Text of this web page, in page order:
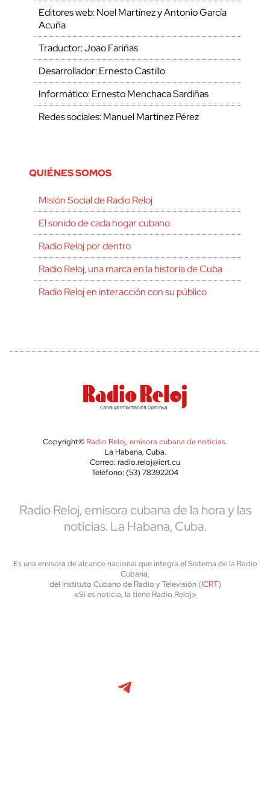
Editores web: Noel Martínez y Antonio García
Acuña
Traductor: Joao Fariñas
Desarrollador: Ernesto Castillo
Informático: Ernesto Menchaca Sardiñas
Redes sociales: Manuel Martínez Pérez
QUIÉNES SOMOS
Misión Social de Radio Reloj
El sonido de cada hogar cubano
Radio Reloj por dentro
Radio Reloj, una marca en la historia de Cuba
Radio Reloj en interacción con su público
Copyright© Radio Reloj, emisora cubana de noticias.
La Habana, Cuba.
Correo: radio.reloj@icrt.cu
Teléfono: (53) 78392204
Radio Reloj, emisora cubana de la hora y las
noticias. La Habana, Cuba.
Es una emisora de alcance nacional que integra el Sistema de la Radio
Cubana,
del Instituto Cubano de Radio y Televisión (ICRT)
«Si es noticia, la tiene Radio Reloj»